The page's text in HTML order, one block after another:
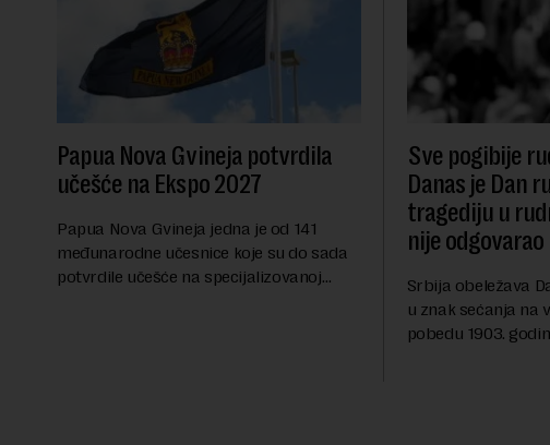
Papua Nova Gvineja potvrdila
učešće na Ekspo 2027
Papua Nova Gvineja jedna je od 141
međunarodne učesnice koje su do sada
potvrdile učešće na specijalizovanoj
Sve pogibije
Danas je Dan
tragediju u
nije odgovarao
Srbija obeležava
u znak sećanja na
pobedu 1903.